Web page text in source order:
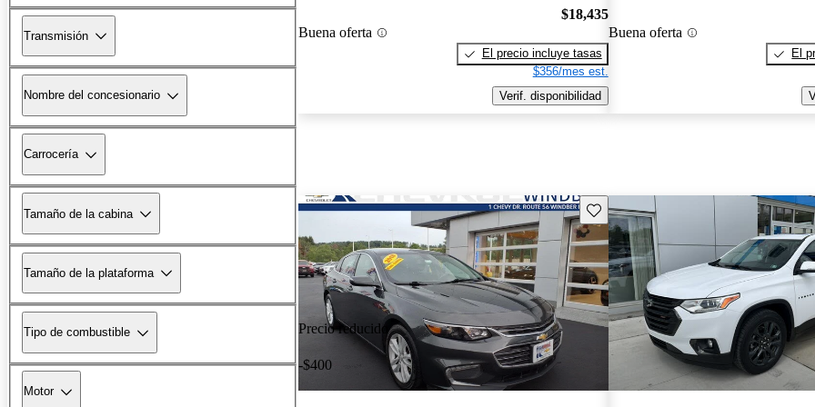
Transmisión
Nombre del concesionario
Carrocería
Tamaño de la cabina
Tamaño de la plataforma
Tipo de combustible
Motor
Buena oferta
$18,435
El precio incluye tasas
$356/mes est.
Verif. disponibilidad
Buena oferta
El
Precio reducido
-$400
Guarda este Aviso